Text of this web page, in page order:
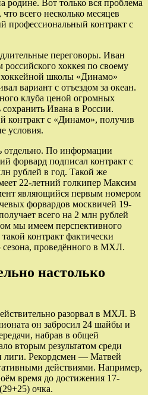
родине. Вот только вся проблема
всего несколько месяцев
профессиональный контракт с
переговоры. Иван
российского хоккея по своему
хоккейной школы «Динамо»
вариант с отъездом за океан.
клуба ценой огромных
Ивана в России.
контракт с «Динамо», получив
условия.
отдельно. По информации
форвард подписал контракт с
рублей в год. Такой же
22-летний голкипер Максим
являющийся первым номером
форвардов москвичей 19-
всего на 2 млн рублей
мы имеем перспективного
контракт фактически
проведённого в МХЛ.
настолько
разорвал в МХЛ. В
он забросил 24 шайбы и
набрав в общей
вторым результатом среди
лиги. Рекордсмен — Матвей
действиями. Например,
время до достижения 17-
очка.